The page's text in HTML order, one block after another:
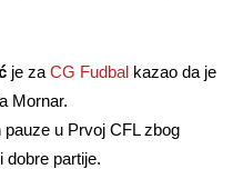
je za CG Fudbal kazao da je
Mornar.
u Prvoj CFL zbog
dobre partije.